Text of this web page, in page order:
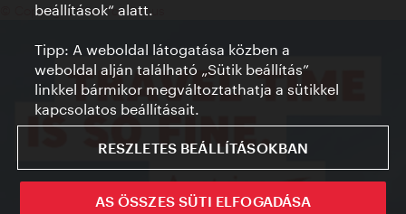
© Copyright WienTourismus
beállítások“ alatt.
Tipp: A weboldal látogatása közben a
weboldal alján található „Sütik beállítás”
linkkel bármikor megváltoztathatja a sütikkel
kapcsolatos beállításait.
RESZLETES BEÁLLÍTÁSOKBAN
AS ÖSSZES SÜTI ELFOGADÁSA